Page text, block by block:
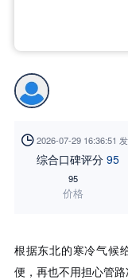
 2026-07-29 16:36:51
综合口碑评分 95
95
价格
根据东北的寒冷气候
便，再也不用担心管路